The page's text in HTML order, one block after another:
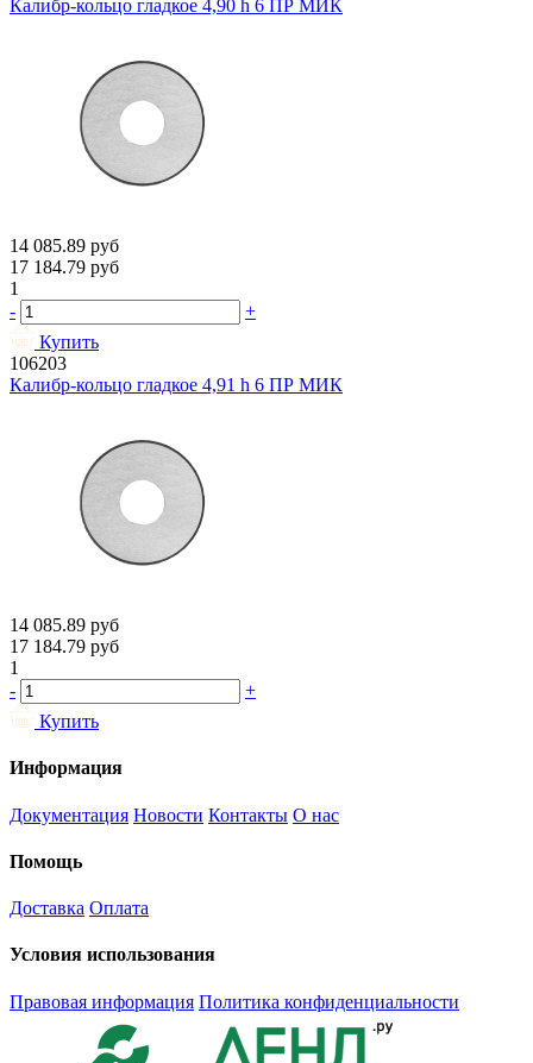
Калибр-кольцо гладкое 4,90 h 6 ПР МИК
14 085.89 руб
17 184.79 руб
1
-
+
Купить
106203
Калибр-кольцо гладкое 4,91 h 6 ПР МИК
14 085.89 руб
17 184.79 руб
1
-
+
Купить
Информация
Документация Новости Контакты О нас
Помощь
Доставка Оплата
Условия использования
Правовая информация Политика конфиденциальности